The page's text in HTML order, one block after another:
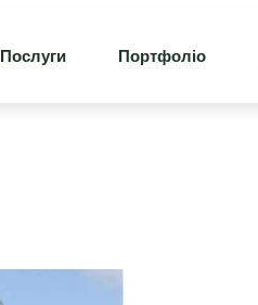
Послуги Портфоліо